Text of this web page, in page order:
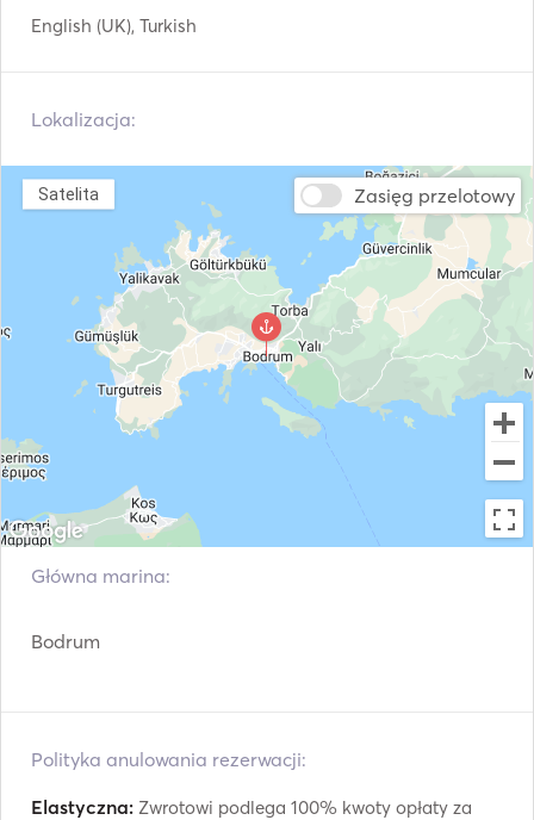
Suszarka do włosów
AIS / NAVTEX
Automatyczny System
Gaszenia Pożarów
Autopilot
Dziobowy ster
strumieniowy
Kotwica elektryczna Błotniki
Pistolet na flary Przewodniki i mapy
Ręczne gaśnice
przeciwpożarowe
Kamizelki ratunkowe
Telefon satelitarny Stacja meteorologiczna
Wciągarki elektryczne
VHF
English (UK), Turkish
Lokalizacja:
Zasięg przelotowy
Satelita
Główna marina:
Bodrum
Polityka anulowania rezerwacji:
Elastyczna: Zwrotowi podlega 100% kwoty opłaty za